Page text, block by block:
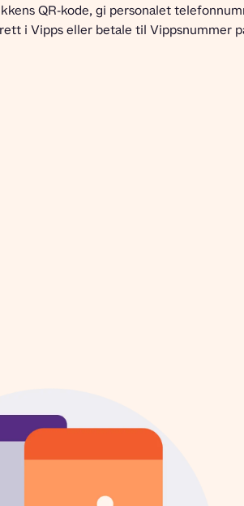
QR-kode, gi personalet
i Vipps eller betale til Vippsnummer